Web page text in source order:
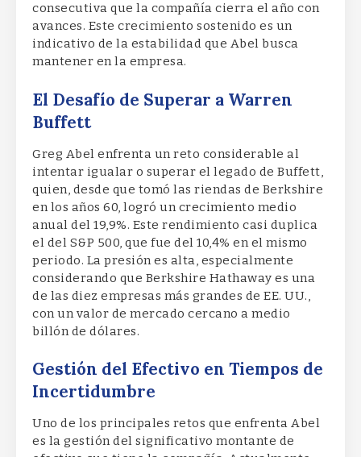
consecutiva que la compañía cierra el año con
avances. Este crecimiento sostenido es un
indicativo de la estabilidad que Abel busca
mantener en la empresa.
El Desafío de Superar a Warren
Buffett
Greg Abel enfrenta un reto considerable al
intentar igualar o superar el legado de Buffett,
quien, desde que tomó las riendas de Berkshire
en los años 60, logró un crecimiento medio
anual del 19,9%. Este rendimiento casi duplica
el del S&P 500, que fue del 10,4% en el mismo
periodo. La presión es alta, especialmente
considerando que Berkshire Hathaway es una
de las diez empresas más grandes de EE. UU.,
con un valor de mercado cercano a medio
billón de dólares.
Gestión del Efectivo en Tiempos de
Incertidumbre
Uno de los principales retos que enfrenta Abel
es la gestión del significativo montante de